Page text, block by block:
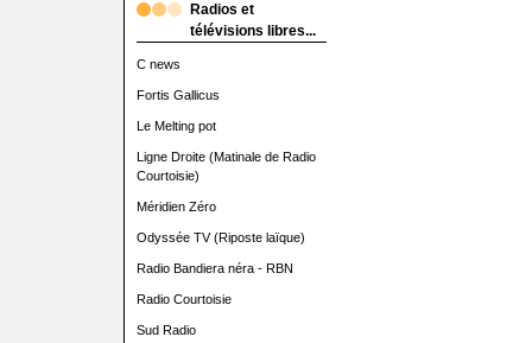
Radios et
télévisions libres...
C news
Fortis Gallicus
Le Melting pot
Ligne Droite (Matinale de Radio
Courtoisie)
Méridien Zéro
Odyssée TV (Riposte laïque)
Radio Bandiera néra - RBN
Radio Courtoisie
Sud Radio